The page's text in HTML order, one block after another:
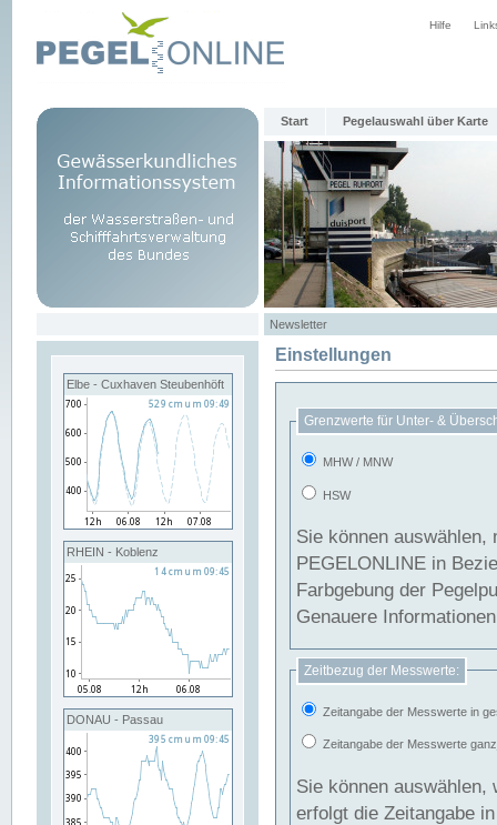
Hilfe
Start Pegelauswahl über Karte
Newsletter
Elbe - Cuxhaven Steubenhöft
RHEIN - Koblenz
DONAU - Passau
Einstellungen
Grenzwerte für Unter- &
MHW / MNW
HSW
Sie können
PEGELONLINE in Beziehung
Farbgebung der
Genauere
Zeitbezug der Messwerte:
Zeitangabe der Messwerte in
Zeitangabe der Messwerte
Sie können auswählen,
erfolgt die Zeitangabe